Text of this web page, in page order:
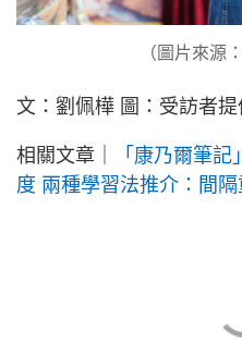
（圖片來源
文：劉佩樺 圖：受訪者提
相關文章｜
「康乃爾筆
度 兩種學習法推介：間